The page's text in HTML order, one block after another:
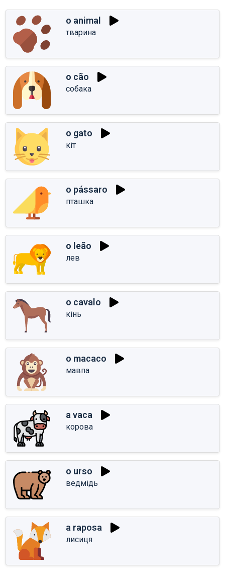
o animal
тварина
o cão
собака
o gato
кіт
o pássaro
пташка
o leão
лев
o cavalo
кінь
o macaco
мавпа
a vaca
корова
o urso
ведмідь
a raposa
лисиця